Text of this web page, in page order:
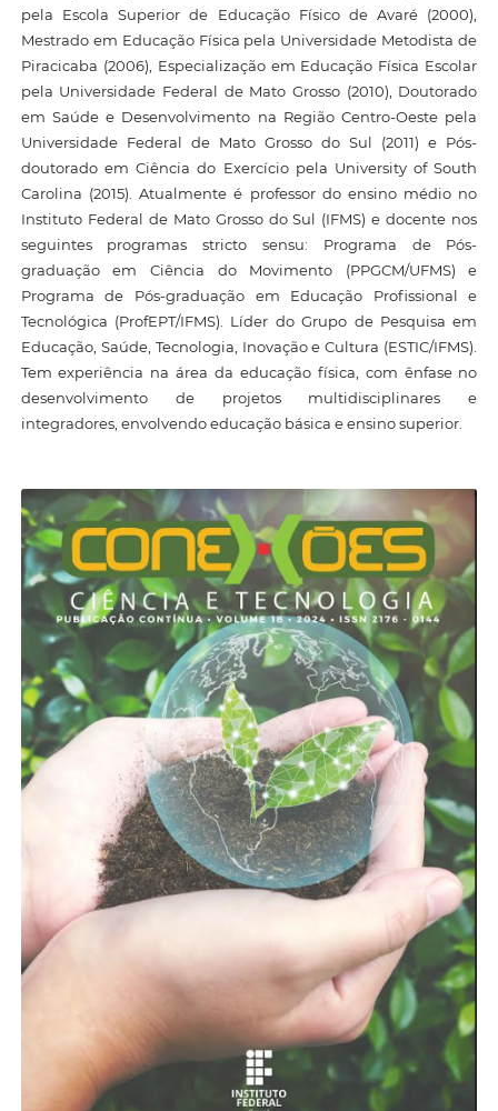
pela Escola Superior de Educação Físico de Avaré (2000),
Mestrado em Educação Física pela Universidade Metodista de
Piracicaba (2006), Especialização em Educação Física Escolar
pela Universidade Federal de Mato Grosso (2010), Doutorado
em Saúde e Desenvolvimento na Região Centro-Oeste pela
Universidade Federal de Mato Grosso do Sul (2011) e Pós-
doutorado em Ciência do Exercício pela University of South
Carolina (2015). Atualmente é professor do ensino médio no
Instituto Federal de Mato Grosso do Sul (IFMS) e docente nos
seguintes programas stricto sensu: Programa de Pós-
graduação em Ciência do Movimento (PPGCM/UFMS) e
Programa de Pós-graduação em Educação Profissional e
Tecnológica (ProfEPT/IFMS). Líder do Grupo de Pesquisa em
Educação, Saúde, Tecnologia, Inovação e Cultura (ESTIC/IFMS).
Tem experiência na área da educação física, com ênfase no
desenvolvimento de projetos multidisciplinares e
integradores, envolvendo educação básica e ensino superior.